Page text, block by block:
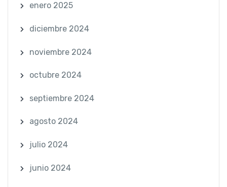
enero 2025
diciembre 2024
noviembre 2024
octubre 2024
septiembre 2024
agosto 2024
julio 2024
junio 2024